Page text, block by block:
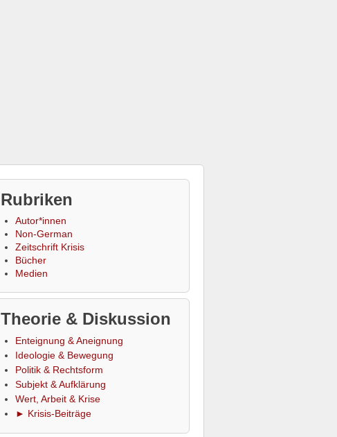
Rubriken
Autor*innen
Non-German
Zeitschrift Krisis
Bücher
Medien
Theorie & Diskussion
Enteignung & Aneignung
Ideologie & Bewegung
Politik & Rechtsform
Subjekt & Aufklärung
Wert, Arbeit & Krise
► Krisis-Beiträge